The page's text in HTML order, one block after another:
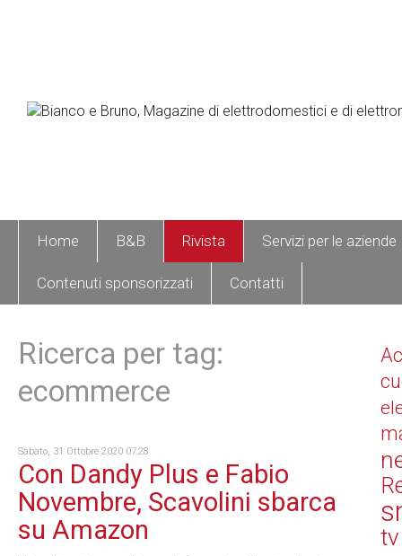
Home B&B Rivista Servizi per le aziende
Contenuti sponsorizzati Contatti
Ricerca per tag:
ecommerce
Sabato, 31 Ottobre 2020 07:28
Con Dandy Plus e Fabio
Novembre, Scavolini sbarca
su Amazon
tv